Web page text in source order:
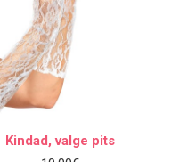
Kindad, valge pits